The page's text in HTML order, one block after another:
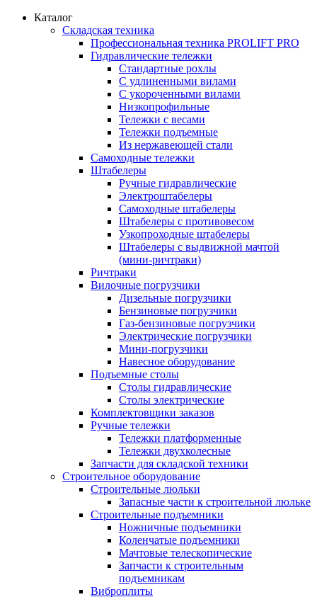
Каталог
Складская техника
Профессиональная техника PROLIFT PRO
Гидравлические тележки
Стандартные рохлы
С удлиненными вилами
С укороченными вилами
Низкопрофильные
Тележки с весами
Тележки подъемные
Из нержавеющей стали
Самоходные тележки
Штабелеры
Ручные гидравлические
Электроштабелеры
Самоходные штабелеры
Штабелеры с противовесом
Узкопроходные штабелеры
Штабелеры с выдвижной мачтой
(мини-ричтраки)
Ричтраки
Вилочные погрузчики
Дизельные погрузчики
Бензиновые погрузчики
Газ-бензиновые погрузчики
Электрические погрузчики
Мини-погрузчики
Навесное оборудование
Подъемные столы
Столы гидравлические
Столы электрические
Комплектовщики заказов
Ручные тележки
Тележки платформенные
Тележки двухколесные
Запчасти для складской техники
Строительное оборудование
Строительные люльки
Запасные части к строительной люльке
Строительные подъемники
Ножничные подъемники
Коленчатые подъемники
Мачтовые телескопические
Запчасти к строительным
подъемникам
Виброплиты